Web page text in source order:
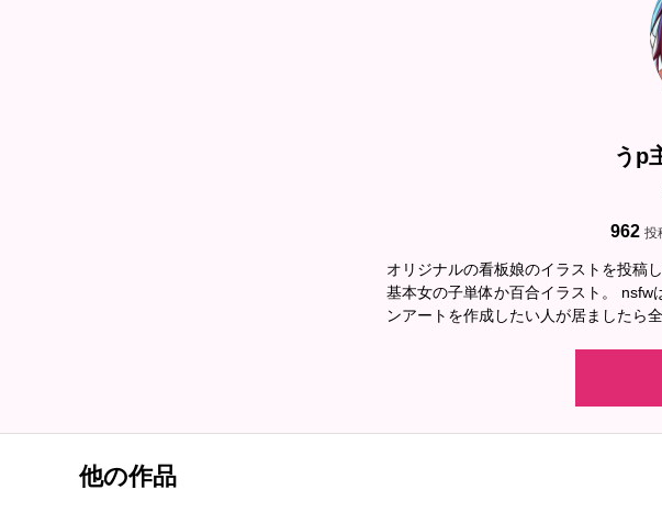
カルロ
ジェ
アル
ジェ
うp
962 投
オリジナルの看板娘のイラストを投稿
基本女の子単体か百合イラスト。
ンアートを作成したい人が居ましたら
他の作品